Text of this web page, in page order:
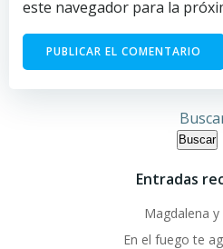
este navegador para la
Buscar
Entradas
Magdalena y
En el fuego te